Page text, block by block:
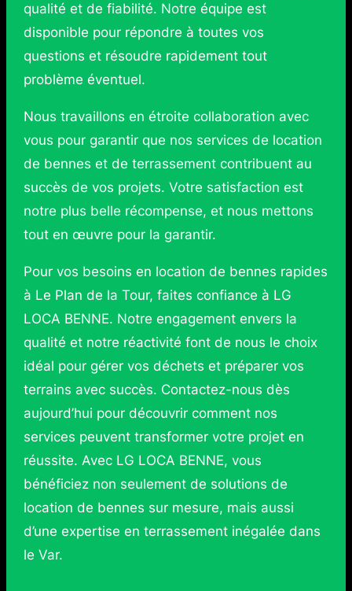
qualité et de fiabilité. Notre équipe est
disponible pour répondre à toutes vos
questions et résoudre rapidement tout
problème éventuel.
Nous travaillons en étroite collaboration avec
vous pour garantir que nos services de location
de bennes et de terrassement contribuent au
succès de vos projets. Votre satisfaction est
notre plus belle récompense, et nous mettons
tout en œuvre pour la garantir.
Pour vos besoins en location de bennes rapides
à Le Plan de la Tour, faites confiance à LG
LOCA BENNE. Notre engagement envers la
qualité et notre réactivité font de nous le choix
idéal pour gérer vos déchets et préparer vos
terrains avec succès. Contactez-nous dès
aujourd’hui pour découvrir comment nos
services peuvent transformer votre projet en
réussite. Avec LG LOCA BENNE, vous
bénéficiez non seulement de solutions de
location de bennes sur mesure, mais aussi
d’une expertise en terrassement inégalée dans
le Var.